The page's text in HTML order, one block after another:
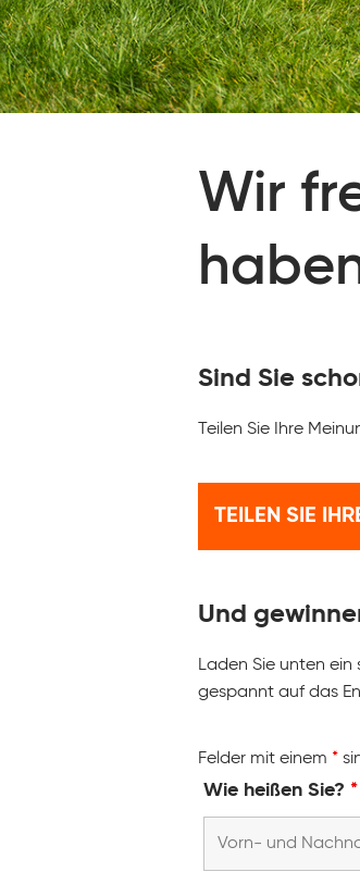
Wir
Sind Sie
Teilen Sie Ihre
TEILEN SIE
Und
Laden Sie unten ein
gespannt auf das
Felder mit einem *
Wie heißen Sie? *